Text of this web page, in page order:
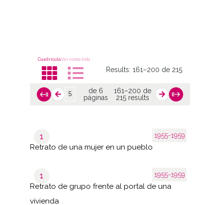
CuadrículaVer como lista
Results:161–200 de 215
de 6
páginas
161–200 de
215 results
1955-1959
1
Retrato de una mujer en un pueblo
1955-1959
1
Retrato de grupo frente al portal de una
vivienda